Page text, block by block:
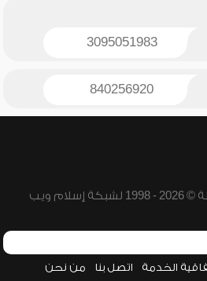
3095051983
840256920
ويب
الخدمة اتصل بنا من نحن